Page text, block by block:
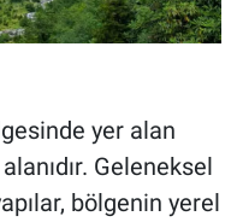
yer alan
Geleneksel
bölgenin yerel